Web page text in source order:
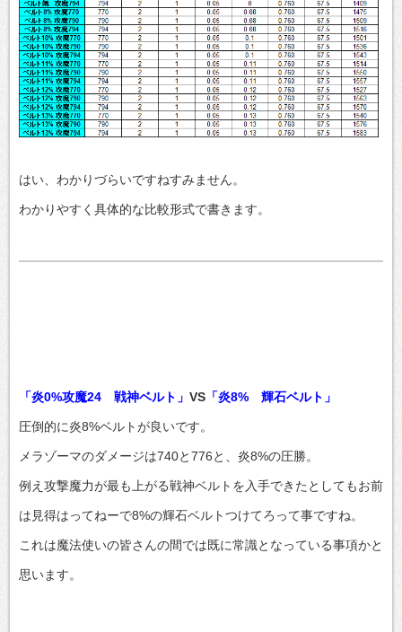
はい、わかりづらいですねすみません。
わかりやすく具体的な比較形式で書きます。
「炎0%攻魔24 戦神ベルト」 VS 「炎8% 輝石ベルト」
圧倒的に炎8%ベルトが良いです。
メラゾーマのダメージは740と776と、炎8%の圧勝。
例え攻撃魔力が最も上がる戦神ベルトを入手できたとしてもお前
は見得はってねーで8%の輝石ベルトつけてろって事ですね。
これは魔法使いの皆さんの間では既に常識となっている事項かと
思います。